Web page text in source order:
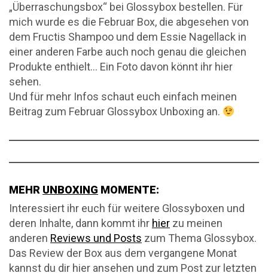
„Überraschungsbox“ bei Glossybox bestellen. Für
mich wurde es die Februar Box, die abgesehen von
dem Fructis Shampoo und dem Essie Nagellack in
einer anderen Farbe auch noch genau die gleichen
Produkte enthielt… Ein Foto davon könnt ihr hier
sehen.
Und für mehr Infos schaut euch einfach meinen
Beitrag zum Februar Glossybox Unboxing an.
MEHR UNBOXING MOMENTE:
Interessiert ihr euch für weitere Glossyboxen und
deren Inhalte, dann kommt ihr hier zu meinen
anderen Reviews und Posts zum Thema Glossybox.
Das Review der Box aus dem vergangene Monat
kannst du dir hier ansehen und zum Post zur letzten